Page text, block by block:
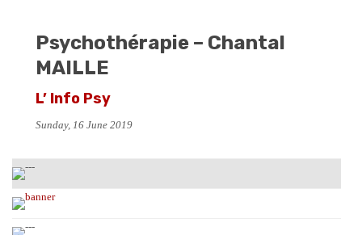
Psychothérapie – Chantal
MAILLE
L’ Info Psy
Sunday, 16 June 2019